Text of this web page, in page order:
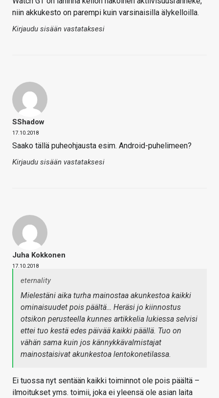
niin akkukesto on parempi kuin varsinaisilla älykelloilla.
Kirjaudu sisään vastataksesi
SShadow
17.10.2018
Saako tällä puheohjausta esim. Android-puhelimeen?
Kirjaudu sisään vastataksesi
Juha Kokkonen
17.10.2018
eternality
Mielestäni aika turha mainostaa akunkestoa kaikki
ominaisuudet pois päältä… Heräsi jo kiinnostus
otsikon perusteella kunnes artikkelia lukiessa selvisi
ettei tuo kestä edes päivää kaikki päällä. Tuo on
vähän sama kuin jos kännykkävalmistajat
mainostaisivat akunkestoa lentokonetilassa.
Ei tuossa nyt sentään kaikki toiminnot ole pois päältä –
ilmoitukset yms. toimii, joka ei yleensä ole asian laita